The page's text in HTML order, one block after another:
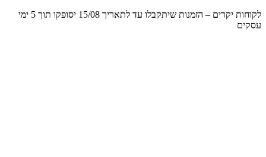
יקרים – הזמנות שיתקבלו
עד לתאריך 15/08 יסופקו תוך 5 ימי